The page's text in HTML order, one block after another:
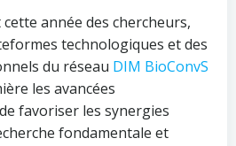
année des chercheurs,
technologiques et des
du réseau DIM BioConvS
les avancées
favoriser les synergies
fondamentale et